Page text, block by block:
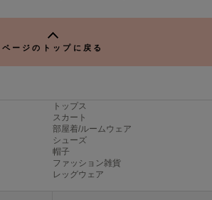
ページのトップに戻る
トップス
スカート
部屋着/ルームウェア
シューズ
帽子
ファッション雑貨
レッグウェア